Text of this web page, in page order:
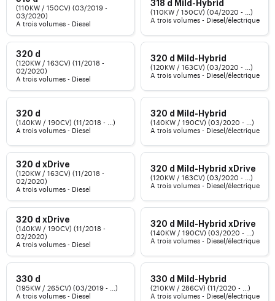
(110KW / 150CV) (03/2019 -
03/2020)
A trois volumes - Diesel
318 d Mild-Hybrid
(110KW / 150CV) (04/2020 - ...)
A trois volumes - Diesel/électrique
320 d
(120KW / 163CV) (11/2018 -
02/2020)
A trois volumes - Diesel
320 d Mild-Hybrid
(120KW / 163CV) (03/2020 - ...)
A trois volumes - Diesel/électrique
320 d
(140KW / 190CV) (11/2018 - ...)
A trois volumes - Diesel
320 d Mild-Hybrid
(140KW / 190CV) (03/2020 - ...)
A trois volumes - Diesel/électrique
320 d xDrive
(120KW / 163CV) (11/2018 -
02/2020)
A trois volumes - Diesel
320 d Mild-Hybrid xDrive
(120KW / 163CV) (03/2020 - ...)
A trois volumes - Diesel/électrique
320 d xDrive
(140KW / 190CV) (11/2018 -
02/2020)
A trois volumes - Diesel
320 d Mild-Hybrid xDrive
(140KW / 190CV) (03/2020 - ...)
A trois volumes - Diesel/électrique
330 d
(195KW / 265CV) (03/2019 - ...)
A trois volumes - Diesel
330 d Mild-Hybrid
(210KW / 286CV) (11/2020 - ...)
A trois volumes - Diesel/électrique